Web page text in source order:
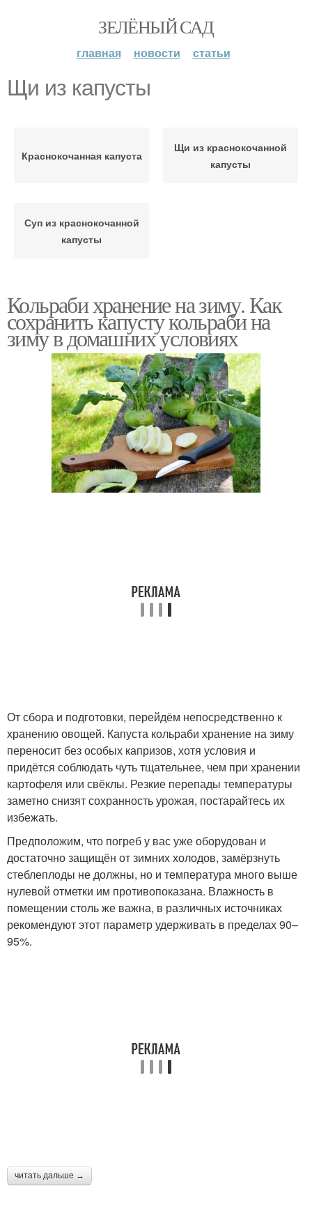
ЗЕЛЁНЫЙ САД
главная новости статьи
Щи из капусты
Краснокочанная капуста
Щи из краснокочанной
капусты
Суп из краснокочанной
капусты
Кольраби хранение на зиму. Как
сохранить капусту кольраби на
зиму в домашних условиях
От сбора и подготовки, перейдём непосредственно к
хранению овощей. Капуста кольраби хранение на зиму
переносит без особых капризов, хотя условия и
придётся соблюдать чуть тщательнее, чем при хранении
картофеля или свёклы. Резкие перепады температуры
заметно снизят сохранность урожая, постарайтесь их
избежать.
Предположим, что погреб у вас уже оборудован и
достаточно защищён от зимних холодов, замёрзнуть
стеблеплоды не должны, но и температура много выше
нулевой отметки им противопоказана. Влажность в
помещении столь же важна, в различных источниках
рекомендуют этот параметр удерживать в пределах 90–
95%.
читать дальше →